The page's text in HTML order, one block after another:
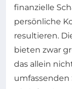
finanzielle
persönliche
resultieren.
bieten zwar
das allein
umfassenden